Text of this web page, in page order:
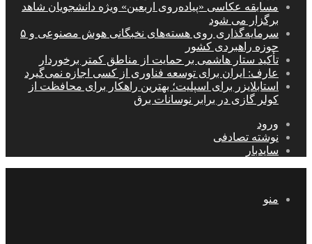
مسابقه عکاسی «پیاده‌روی اربعین» ویژه دانشجویان شاهد
برگزار می شود
سرمایه‌گذاری روی هسته‌های نخبگانی هوش مصنوعی و ۵
حوزه راهبردی کشور
تأکید ستار هاشمی بر حمایت از مناطق کمتر برخوردار
عارف: ایران برای توسعه فناوری از کسی اجازه نمی‌گیرد
استابلایزر برای اسپلیت؛ بهترین راهکار برای محافظت از
کولر گازی در برابر نوسانات برق
ورود
نوشته تصادفی
سایدبار
منو